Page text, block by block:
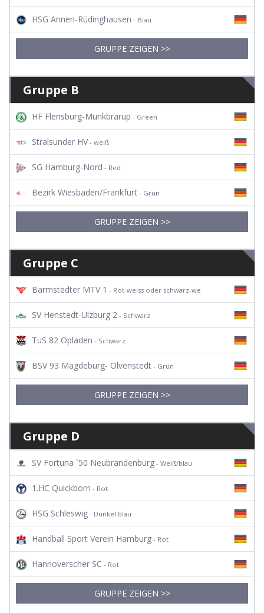
HSG Annen-Rüdinghausen - Blau
GRUPPE ZEIGEN >>
Gruppe B
HF Flensburg-Munkbrarup - Green
Stralsunder HV - weiß
SG Hamburg-Nord - Red
Bezirk Wiesbaden/Frankfurt - Grün
GRUPPE ZEIGEN >>
Gruppe C
Barmstedter MTV 1 - Rot-weiss oder schwarz-we
SV Henstedt-Ulzburg 2 - Schwarz
TuS 82 Opladen - Schwarz
BSV 93 Magdeburg- Olvenstedt - Grün
GRUPPE ZEIGEN >>
Gruppe D
SV Fortuna `50 Neubrandenburg - Weiß/blau
1.HC Quickborn - Rot
HSG Schleswig - Dunkel blau
Handball Sport Verein Hamburg - Rot
Hannoverscher SC - Rot
GRUPPE ZEIGEN >>